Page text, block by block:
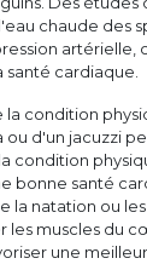
chaude des
artérielle,
cardiaque.
la condition
ou d'un jacuzzi
condition
bonne santé
la natation ou
les muscles du
une